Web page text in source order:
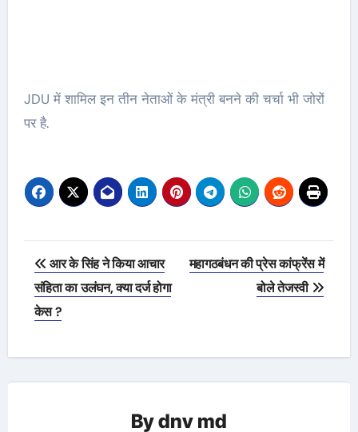
JDU में शामिल इन तीन नेताओं के मंत्री बनने की चर्चा भी जोरों
पर है.
Post
navigation
आर के सिंह ने किया आचार
संहिता का उलंघन, क्या दर्ज होगा
केस ?
महागठबंधन की प्रेस कांफ्रेंस में
बोले तेजस्वी
Bydnv md